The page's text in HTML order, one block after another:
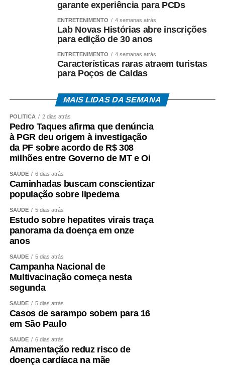
garante experiência para PCDs
ENTRETENIMENTO 4 semanas atrás
Lab Novas Histórias abre inscrições
para edição de 30 anos
ENTRETENIMENTO 4 semanas atrás
Características raras atraem turistas
para Poços de Caldas
MAIS LIDAS DA SEMANA
POLÍTICA 2 dias atrás
Pedro Taques afirma que denúncia
à PGR deu origem à investigação
da PF sobre acordo de R$ 308
milhões entre Governo de MT e Oi
SAÚDE 6 dias atrás
Caminhadas buscam conscientizar
população sobre lipedema
SAÚDE 5 dias atrás
Estudo sobre hepatites virais traça
panorama da doença em onze
anos
SAÚDE 5 dias atrás
Campanha Nacional de
Multivacinação começa nesta
segunda
SAÚDE 5 dias atrás
Casos de sarampo sobem para 16
em São Paulo
SAÚDE 6 dias atrás
Amamentação reduz risco de
doença cardíaca na mãe